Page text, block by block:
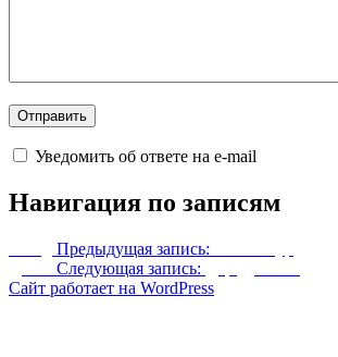
Уведомить об ответе на e-mail
Навигация по записям
Предыдущая запись:
Следующая запись:
Сайт работает на WordPress